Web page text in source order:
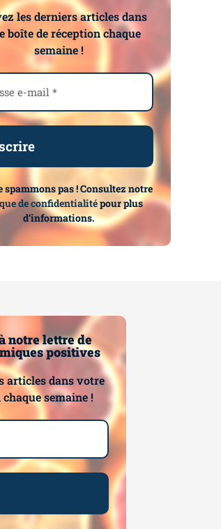
les derniers articles dans
boîte de réception chaque
semaine !
spammons pas ! Consultez notre
de confidentialitépour plus
d’informations.
notre lettre de
positives
articles dans votre
semaine !